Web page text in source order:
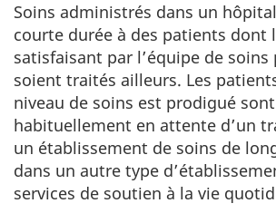
Soins administrés dans un
courte durée à des patients dont
satisfaisant par l’équipe de soins
soient traités ailleurs. Les
niveau de soins est prodigué sont
habituellement en attente d’un
un établissement de soins de
dans un autre type
services de soutien à la vie